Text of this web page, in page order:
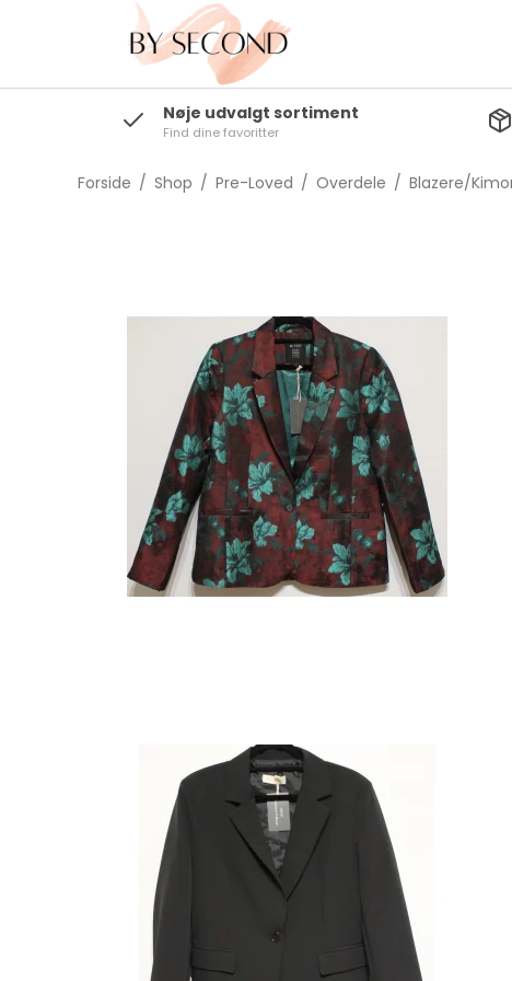
Bluser/Skjorter
Nøje udvalgt sortiment
Find dine favoritter
Forside / Shop / Pre-Loved / Overdele / Blazere/